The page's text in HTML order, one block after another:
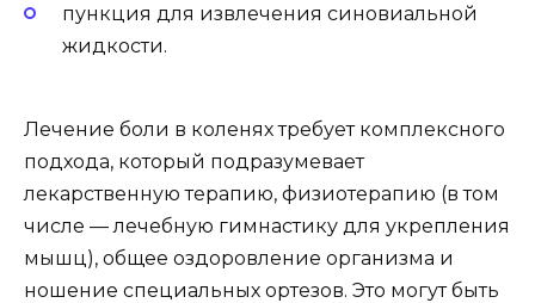
пункция для извлечения синовиальной
жидкости.
Лечение боли в коленях требует комплексного
подхода, который подразумевает
лекарственную терапию, физиотерапию (в том
числе — лечебную гимнастику для укрепления
мышц), общее оздоровление организма и
ношение специальных ортезов. Это могут быть